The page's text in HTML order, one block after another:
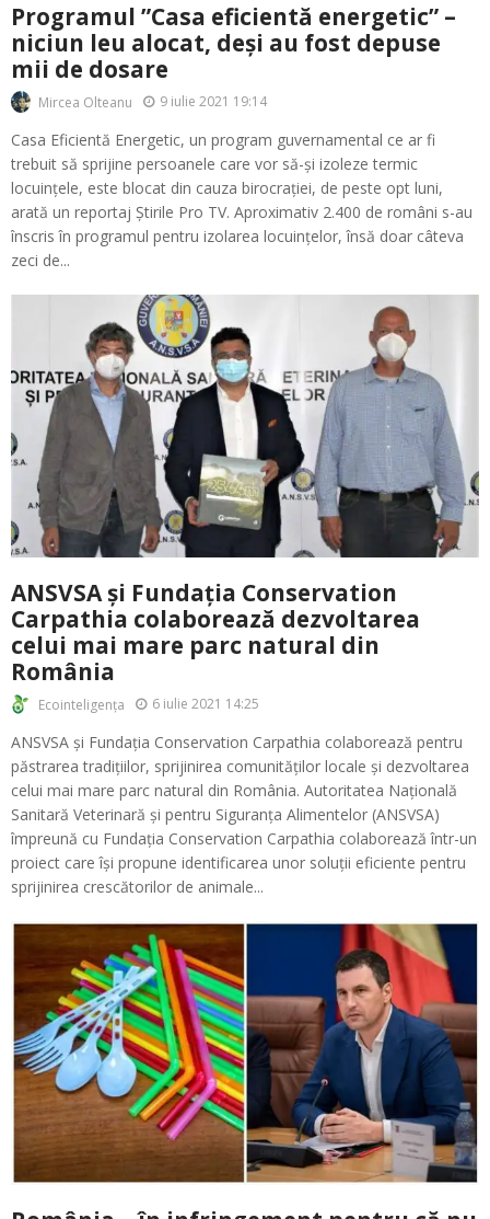
Programul ”Casa eficientă energetic” –
niciun leu alocat, deși au fost depuse
mii de dosare
Mircea Olteanu 9 iulie 2021 19:14
Casa Eficientă Energetic, un program guvernamental ce ar fi
trebuit să sprijine persoanele care vor să-și izoleze termic
locuințele, este blocat din cauza birocrației, de peste opt luni,
arată un reportaj Știrile Pro TV. Aproximativ 2.400 de români s-au
înscris în programul pentru izolarea locuințelor, însă doar câteva
zeci de...
ANSVSA și Fundația Conservation
Carpathia colaborează dezvoltarea
celui mai mare parc natural din
România
Ecointeligența 6 iulie 2021 14:25
ANSVSA și Fundația Conservation Carpathia colaborează pentru
păstrarea tradițiilor, sprijinirea comunităților locale și dezvoltarea
celui mai mare parc natural din România. Autoritatea Națională
Sanitară Veterinară și pentru Siguranța Alimentelor (ANSVSA)
împreună cu Fundația Conservation Carpathia colaborează într-un
proiect care își propune identificarea unor soluții eficiente pentru
sprijinirea crescătorilor de animale...